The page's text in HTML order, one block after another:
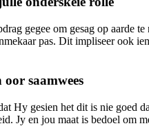
gegee om gesag op aarde
pas. Dit impliseer ook
saamwees
Hy gesien het dit is nie goed
Jy en jou maat is bedoel om